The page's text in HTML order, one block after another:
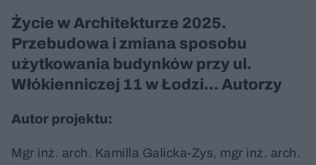
Życie w Architekturze 2025.
Przebudowa i zmiana sposobu
użytkowania budynków przy ul.
Włókienniczej 11 w Łodzi... Autorzy
Autor projektu:
Mgr inż. arch. Kamilla Galicka-Zys, mgr inż. arch.